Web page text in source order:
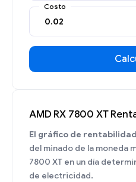
Costo
AMD RX 7800 XT
El gráfico de rentabilidad
del minado de la moneda
7800 XT en un día
de electricidad.